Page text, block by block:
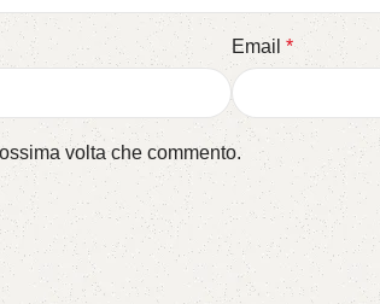
Email *
volta che commento.